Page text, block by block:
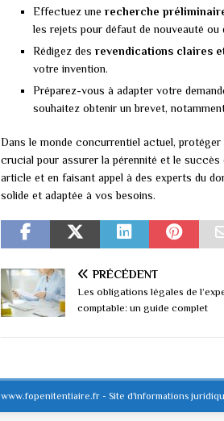
Effectuez une recherche
les rejets pour défaut de nouveauté ou
Rédigez des revendications claires
votre invention.
Préparez-vous à adapter votre
souhaitez obtenir un brevet,
Dans le monde concurrentiel actuel,
crucial pour assurer la pérennité et le
article et en faisant appel à des experts du
solide et adaptée à vos besoins.
PRÉCÉDENT
Les obligations légales de
comptable: un guide complet
www.fopenitentiaire.fr - Site d'informations